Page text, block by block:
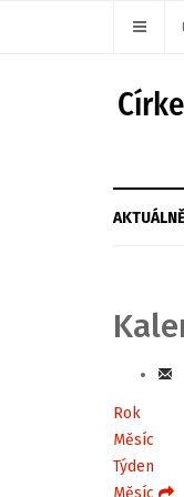
AKTUÁLNĚ
Rok
Měsíc
Týden
Měsíc